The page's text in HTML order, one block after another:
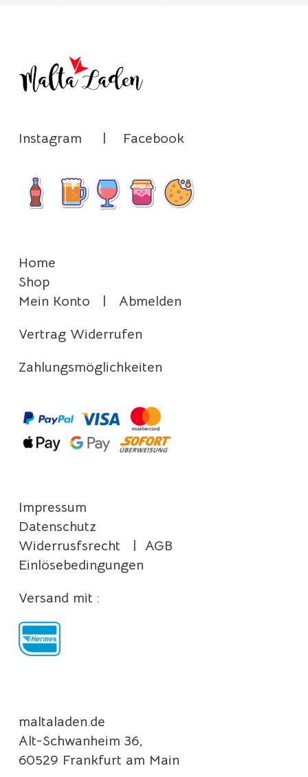
Instagram | Facebook
Home
Shop
Mein Konto | Abmelden
Vertrag Widerrufen
Zahlungsmöglichkeiten
Impressum
Datenschutz
Widerrusfsrecht | AGB
Einlösebedingungen
Versand mit :
maltaladen.de
Alt-Schwanheim 36,
60529 Frankfurt am Main